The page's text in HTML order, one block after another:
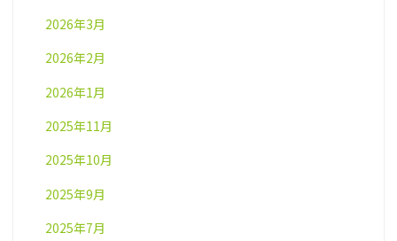
2026年3月
2026年2月
2026年1月
2025年11月
2025年10月
2025年9月
2025年7月